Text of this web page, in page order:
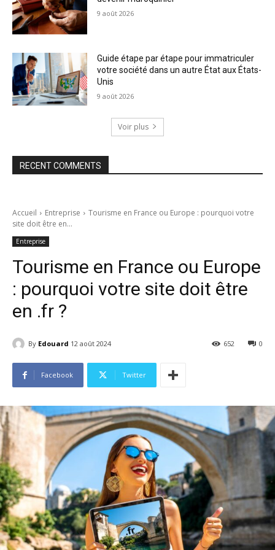
9 août 2026
Guide étape par étape pour immatriculer
votre société dans un autre État aux États-
Unis
9 août 2026
Voir plus
RECENT COMMENTS